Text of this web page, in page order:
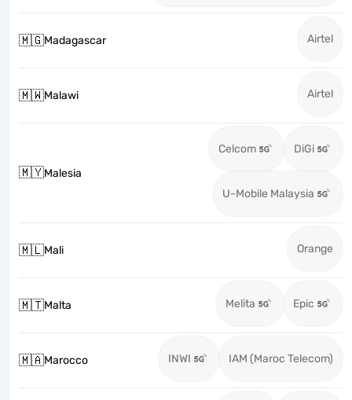
🇲🇬Madagascar Airtel
🇲🇼Malawi Airtel
🇲🇾Malesia
Celcom DiGi
U-Mobile Malaysia
🇲🇱Mali Orange
🇲🇹Malta Melita Epic
🇲🇦Marocco INWI IAM (Maroc Telecom)